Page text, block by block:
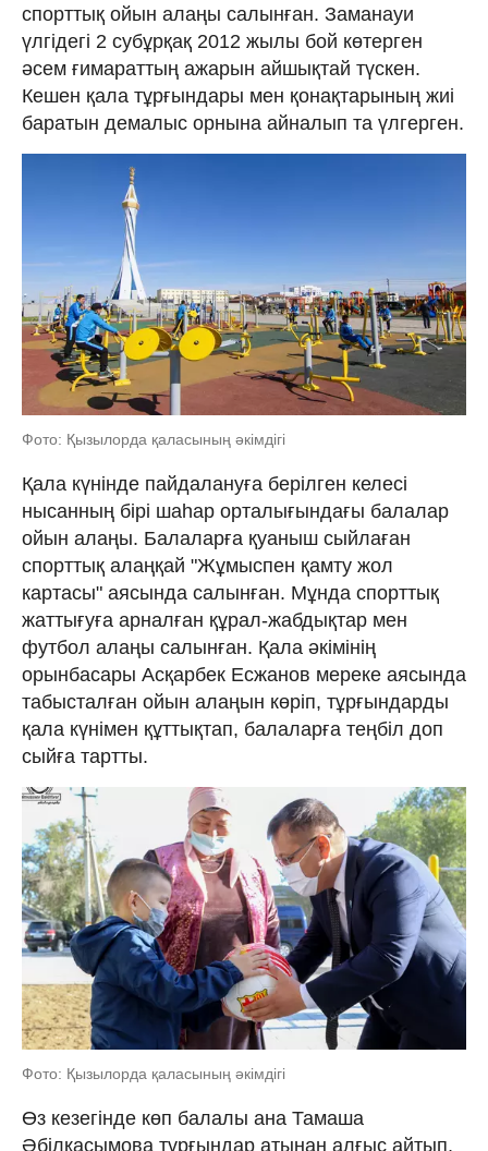
спорттық ойын алаңы салынған. Заманауи
үлгідегі 2 субұрқақ 2012 жылы бой көтерген
әсем ғимараттың ажарын айшықтай түскен.
Кешен қала тұрғындары мен қонақтарының жиі
баратын демалыс орнына айналып та үлгерген.
Фото: Қызылорда қаласының әкімдігі
Қала күнінде пайдалануға берілген келесі
нысанның бірі шаһар орталығындағы балалар
ойын алаңы. Балаларға қуаныш сыйлаған
спорттық алаңқай "Жұмыспен қамту жол
картасы" аясында салынған. Мұнда спорттық
жаттығуға арналған құрал-жабдықтар мен
футбол алаңы салынған. Қала әкімінің
орынбасары Асқарбек Есжанов мереке аясында
табысталған ойын алаңын көріп, тұрғындарды
қала күнімен құттықтап, балаларға теңбіл доп
сыйға тартты.
Фото: Қызылорда қаласының әкімдігі
Өз кезегінде көп балалы ана Тамаша
Әбілқасымова тұрғындар атынан алғыс айтып,